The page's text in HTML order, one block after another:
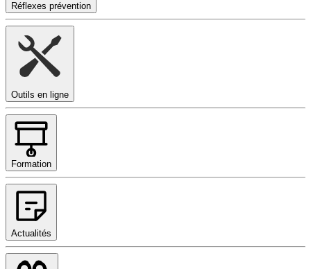
Réflexes prévention
Outils en ligne
Formation
Actualités